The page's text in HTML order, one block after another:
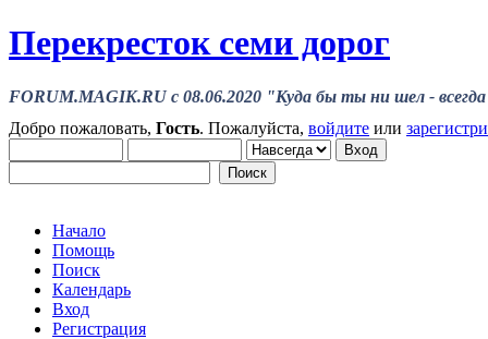
Перекресток семи дорог
FORUM.MAGIK.RU c 08.06.2020 "Куда бы ты ни шел - всегда
Добро пожаловать, Гость. Пожалуйста, войдите или
Начало
Помощь
Поиск
Календарь
Вход
Регистрация